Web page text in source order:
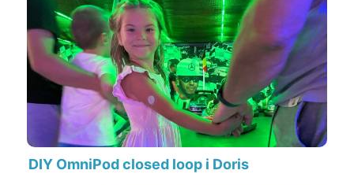
DIY OmniPod closed loop i Doris